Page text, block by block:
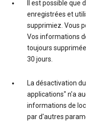
Il est possible
enregistrées et
supprimiez. Vous
Vos informations
toujours
30 jours.
La désactivation
applications" n'a
informations de
par d'autres